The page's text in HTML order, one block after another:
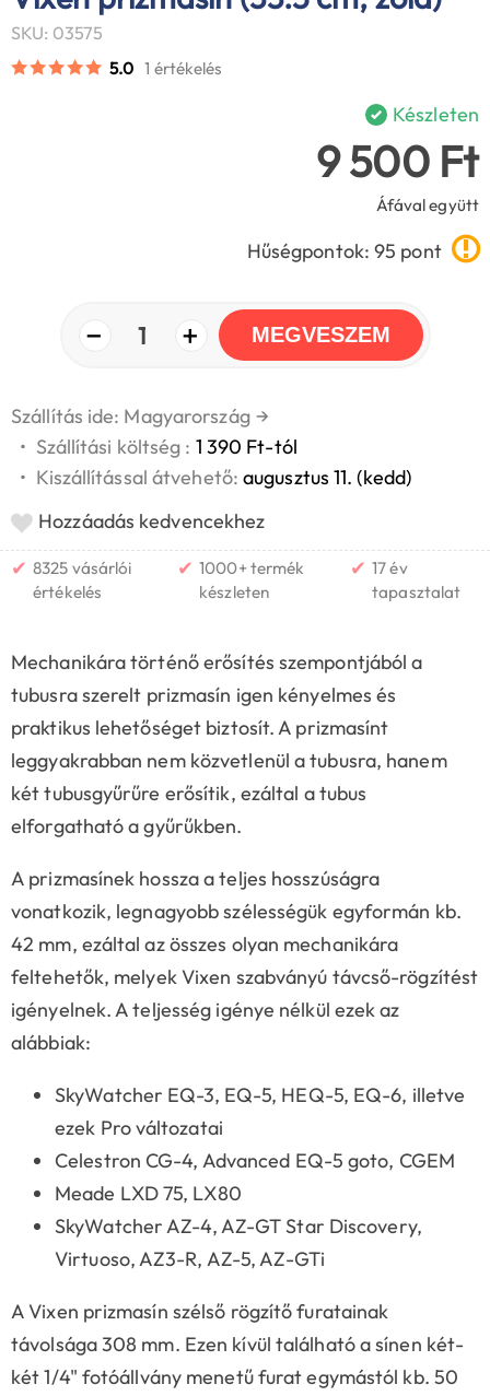
SKU: 03575
5.0 1 értékelés
Készleten
9 500 Ft
Áfával együtt
Hűségpontok: 95 pont
− 1 + MEGVESZEM
Szállítás ide: Magyarország →
• Szállítási költség : 1 390 Ft-tól
• Kiszállítással átvehető:augusztus 11. (kedd)
Hozzáadás kedvencekhez
✔ 8325 vásárlói
értékelés
✔ 1000+ termék
készleten
✔ 17 év
tapasztalat
Mechanikára történő erősítés szempontjából a
tubusra szerelt prizmasín igen kényelmes és
praktikus lehetőséget biztosít. A prizmasínt
leggyakrabban nem közvetlenül a tubusra, hanem
két tubusgyűrűre erősítik, ezáltal a tubus
elforgatható a gyűrűkben.
A prizmasínek hossza a teljes hosszúságra
vonatkozik, legnagyobb szélességük egyformán kb.
42 mm, ezáltal az összes olyan mechanikára
feltehetők, melyek Vixen szabványú távcső-rögzítést
igényelnek. A teljesség igénye nélkül ezek az
alábbiak:
SkyWatcher EQ-3, EQ-5, HEQ-5, EQ-6, illetve
ezek Pro változatai
Celestron CG-4, Advanced EQ-5 goto, CGEM
Meade LXD 75, LX80
SkyWatcher AZ-4, AZ-GT Star Discovery,
Virtuoso, AZ3-R, AZ-5, AZ-GTi
A Vixen prizmasín szélső rögzítő furatainak
távolsága 308 mm. Ezen kívül található a sínen két-
két 1/4" fotóállvány menetű furat egymástól kb. 50